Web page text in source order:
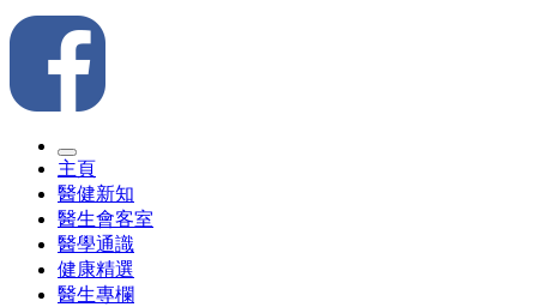
主頁
醫健新知
醫生會客室
醫學通識
健康精選
醫生專欄